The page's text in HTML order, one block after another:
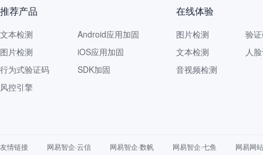
推荐产品
文本检测
图片检测
行为式验证码
风控引擎
Android应用加固
iOS应用加固
SDK加固
在线体验
图片检测
文本检测
音视频检测
验
人
友情链接 网易智企·云信 网易智企·数帆 网易智企·七鱼 网易网